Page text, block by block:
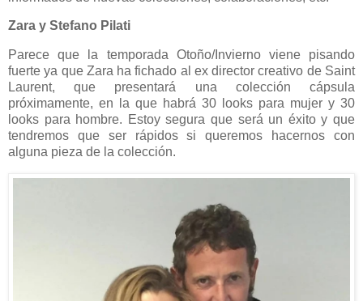
Zara y Stefano Pilati
Parece que la temporada Otoño/Invierno viene pisando
fuerte ya que Zara ha fichado al ex director creativo de Saint
Laurent, que presentará una colección cápsula
próximamente, en la que habrá 30 looks para mujer y 30
looks para hombre. Estoy segura que será un éxito y que
tendremos que ser rápidos si queremos hacernos con
alguna pieza de la colección.